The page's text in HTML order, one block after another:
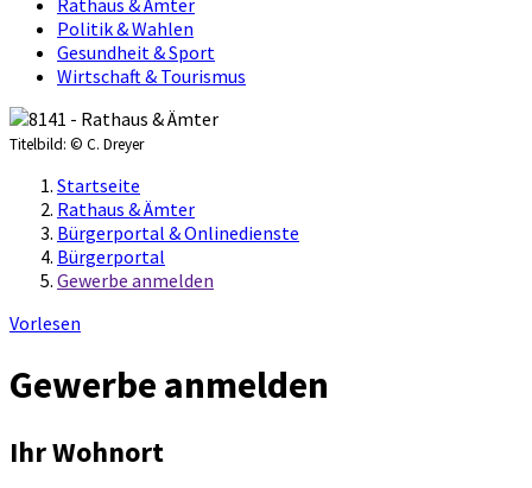
Rathaus & Ämter
Politik & Wahlen
Gesundheit & Sport
Wirtschaft & Tourismus
Titelbild: © C. Dreyer
Startseite
Rathaus & Ämter
Bürgerportal & Onlinedienste
Bürgerportal
Gewerbe anmelden
Vorlesen
Gewerbe anmelden
Ihr Wohnort